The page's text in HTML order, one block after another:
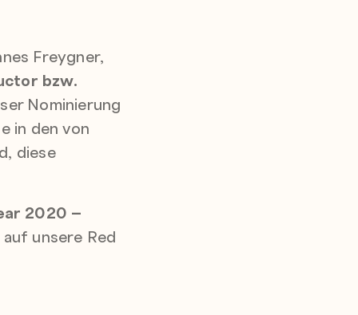
Freygner,
bzw.
Nominierung
in den von
diese
2020 –
unsere Red